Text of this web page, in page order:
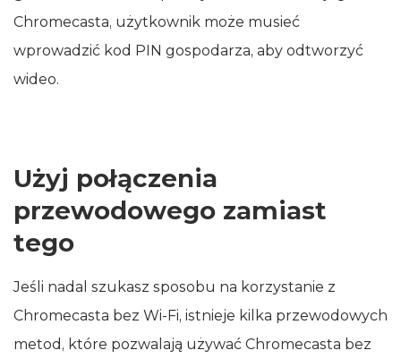
Chromecasta, użytkownik może musieć
wprowadzić kod PIN gospodarza, aby odtworzyć
wideo.
Użyj połączenia
przewodowego zamiast
tego
Jeśli nadal szukasz sposobu na korzystanie z
Chromecasta bez Wi‑Fi, istnieje kilka przewodowych
metod, które pozwalają używać Chromecasta bez